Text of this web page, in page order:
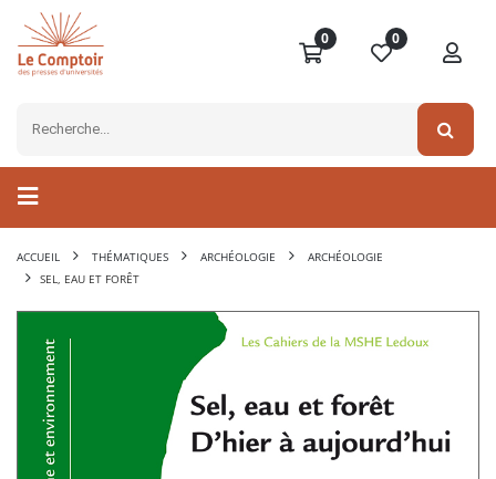
0 0
ACCUEIL THÉMATIQUES ARCHÉOLOGIE
ARCHÉOLOGIE
SEL, EAU ET FORÊT